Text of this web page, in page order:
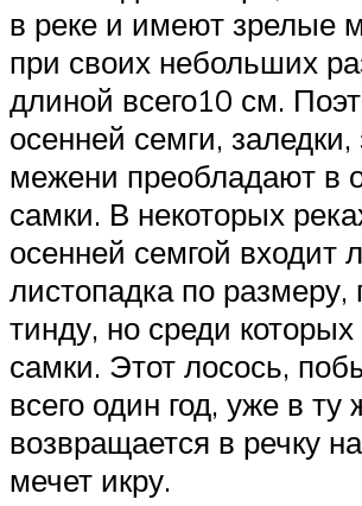
в реке и имеют зрелые
при своих небольших
длиной всего10 см.
осенней семги, заледки,
межени преобладают в
самки. В некоторых
осенней семгой входит
листопадка по размеру,
тинду, но среди
самки. Этот лосось,
всего один год, уже в ту
возвращается в речку
мечет икру.